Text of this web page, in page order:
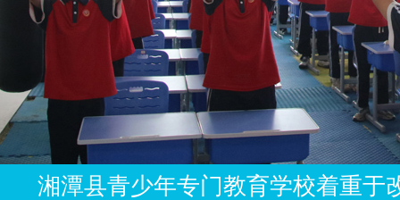
湘潭县青少年专门教育学校着重于